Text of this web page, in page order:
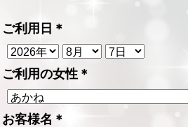
ご利用日 ＊
ご利用の女性 ＊
お客様名 ＊